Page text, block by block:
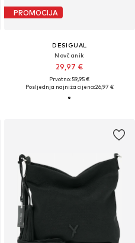
PROMOCIJA
DESIGUAL
Novčanik
29,97 €
Prvotno: 59,95 €
Posljednja najniža cijena:26,97 €